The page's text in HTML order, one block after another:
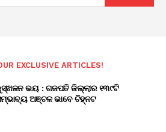
EXCLUSIVE ARTICLES!
ଭୟ : ଗଜପତି ଜିଲ୍ଲାର ୧୩୯ଟି
ଅଞ୍ଚଳ ଭାବେ ଚିହ୍ନଟ